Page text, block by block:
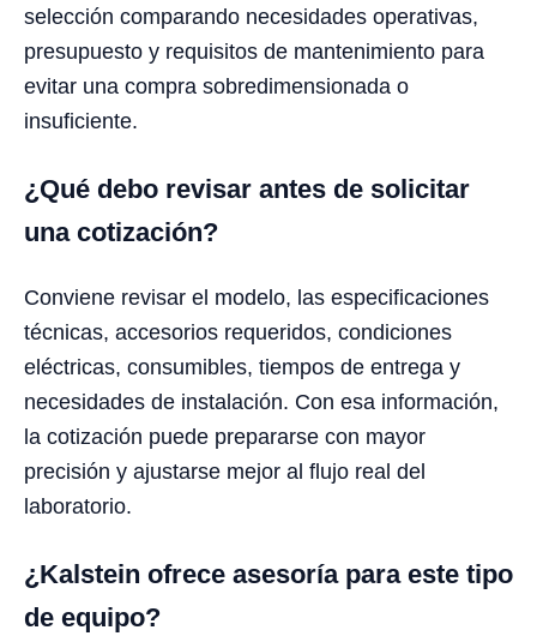
selección comparando necesidades operativas,
presupuesto y requisitos de mantenimiento para
evitar una compra sobredimensionada o
insuficiente.
¿Qué debo revisar antes de solicitar
una cotización?
Conviene revisar el modelo, las especificaciones
técnicas, accesorios requeridos, condiciones
eléctricas, consumibles, tiempos de entrega y
necesidades de instalación. Con esa información,
la cotización puede prepararse con mayor
precisión y ajustarse mejor al flujo real del
laboratorio.
¿Kalstein ofrece asesoría para este tipo
de equipo?